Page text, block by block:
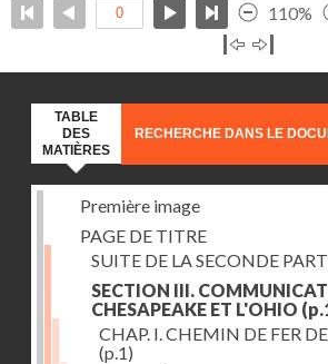
110%
TABLE
DES
MATIÈRES
RECHERCHE DANS LE
Première image
PAGE DE TITRE
SUITE DE LA SECONDE
SECTION III.
CHESAPEAKE ET L'OHIO
CHAP. I. CHEMIN DE FER
(p.1)